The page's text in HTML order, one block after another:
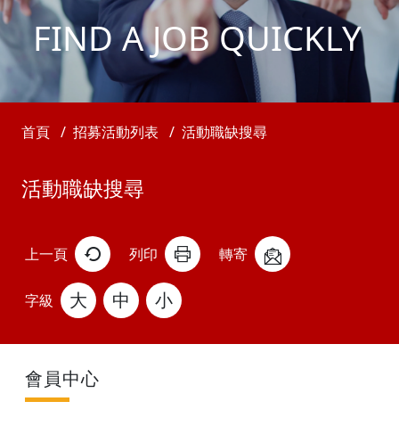
FIND A JOB QUICKLY
首頁 招募活動列表 活動職缺搜尋
活動職缺搜尋
上一頁
字級 大 中 小
列印 轉寄
會員中心